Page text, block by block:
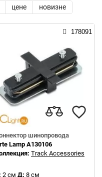
цене новизне
178091
шинопровода
Lamp A130106
Track Accessories
2 см Д: 8 см